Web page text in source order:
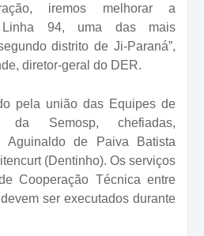
iremos melhorar a
Linha 94, uma das mais
distrito de Ji-Paraná”,
diretor-geral do DER.
pela união das Equipes de
Semosp, chefiadas,
Aguinaldo de Paiva Batista
(Dentinho). Os serviços
Cooperação Técnica entre
ser executados durante